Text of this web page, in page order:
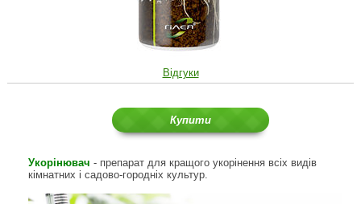
Відгуки
Купити
Укорінювач - препарат для кращого укорінення всіх видів
кімнатних і садово-городніх культур.